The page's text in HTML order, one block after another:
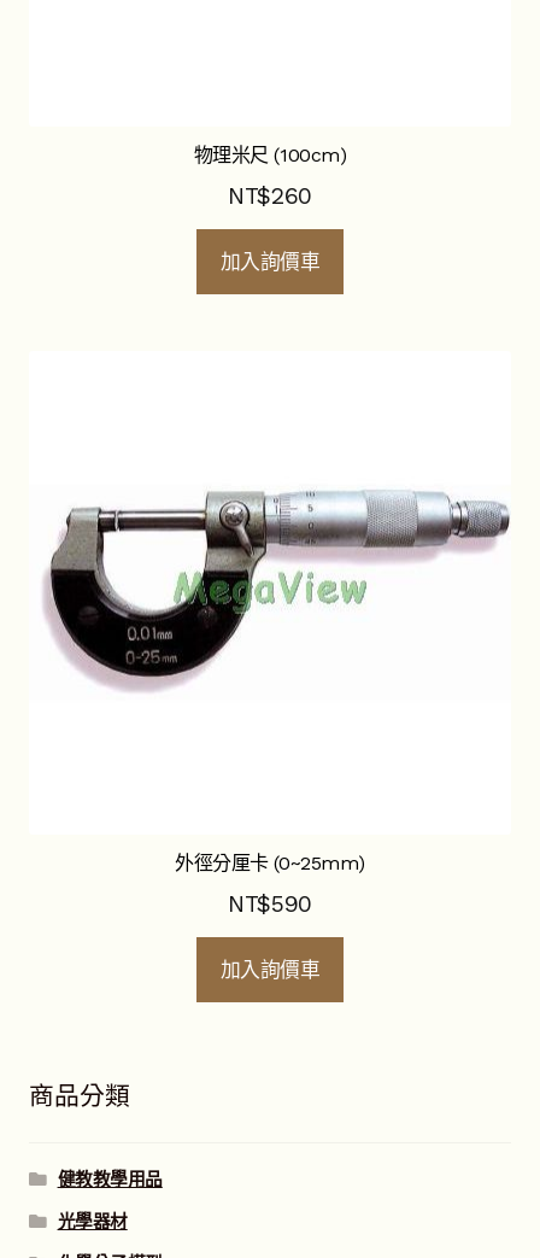
物理米尺 (100cm)
NT$260
加入詢價車
外徑分厘卡 (0~25mm)
NT$590
加入詢價車
商品分類
健教教學用品
光學器材